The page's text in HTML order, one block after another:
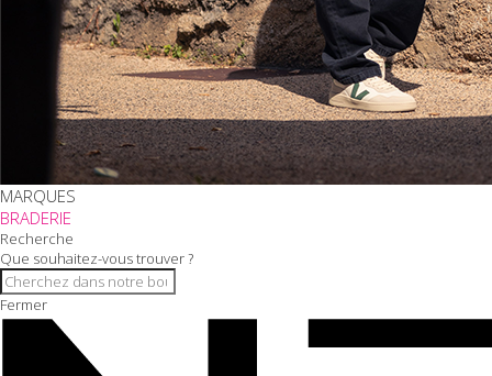
MARQUES
BRADERIE
Recherche
Que souhaitez-vous trouver ?
Fermer